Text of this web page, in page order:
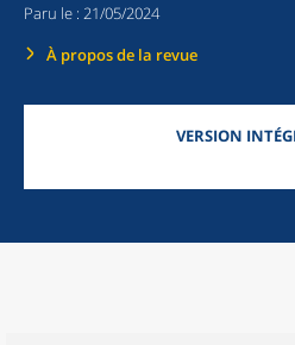
Paru le : 21/05/2024
À propos de la revue
VERSION